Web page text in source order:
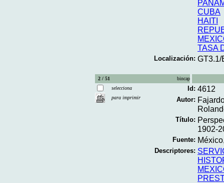
CUBA
HAITI
TASA
Localización: GT3.1/
2 / 51
bincap
selecciona
para imprimir
Id: 4612
Autor:
Título:
1902-
Fuente:
Descriptores: